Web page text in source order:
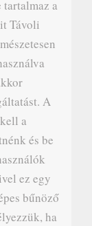
tartalmaz a
Távoli
A
a
és be
ez egy
bűnöző
ha